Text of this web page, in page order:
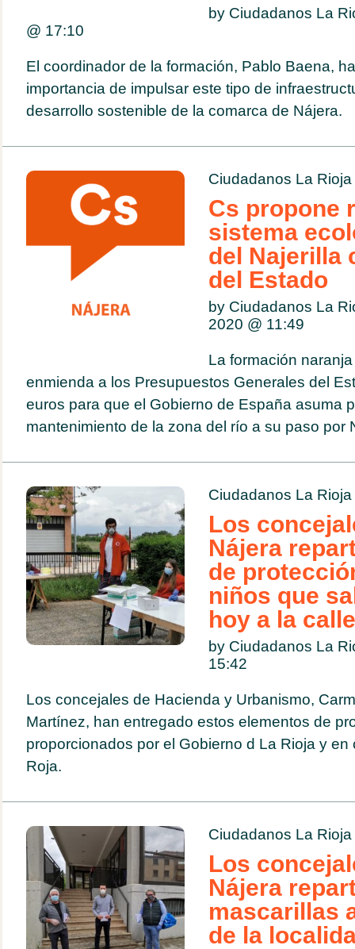
by Ciudadanos La
@ 17:10
El coordinador de la formación, Pablo Baena,
importancia de impulsar este tipo de
desarrollo sostenible de la comarca de Nájera.
Ciudadanos La Rioja
Cs propone
sistema
del Najerilla
del Estado
by Ciudadanos La
2020 @ 11:49
La formación
enmienda a los Presupuestos Generales del
euros para que el Gobierno de España asuma
mantenimiento de la zona del río a su paso por
Ciudadanos La Rioja
Los
Nájera
de
niños que
hoy a la calle
by Ciudadanos La
15:42
Los concejales de Hacienda y Urbanismo,
Martínez, han entregado estos elementos de
proporcionados por el Gobierno d La Rioja y
Roja.
Ciudadanos La Rioja
Los
Nájera
mascarillas
de la